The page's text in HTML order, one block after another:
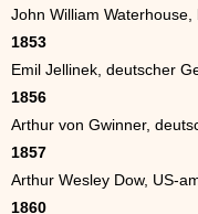
John William
1853
Emil Jellinek, deutscher
1856
Arthur von Gwinner,
1857
Arthur Wesley Dow, US-
1860